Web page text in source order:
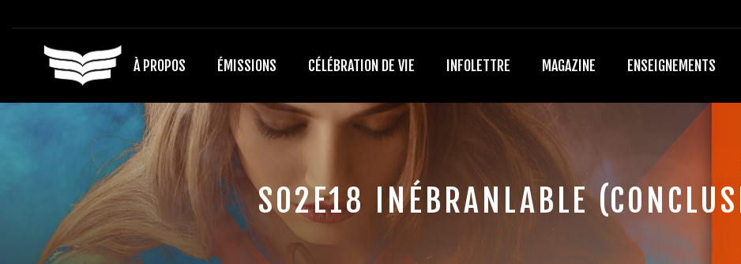
À PROPOS ÉMISSIONS CÉLÉBRATION DE VIE INFOLETTRE MAGAZINE ENSEIGNEMENTS
S02E18 INÉBRANLABLE